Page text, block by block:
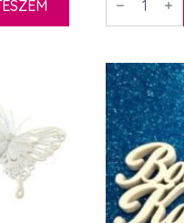
madártoll
9-
10
gr
mennyiség